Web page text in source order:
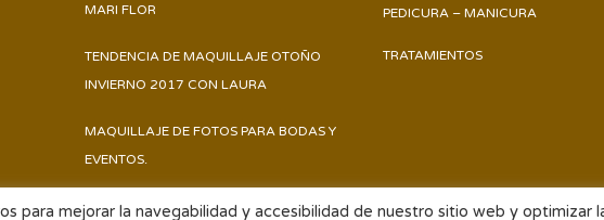
MARI FLOR
TENDENCIA DE MAQUILLAJE OTOÑO
INVIERNO 2017 CON LAURA
MAQUILLAJE DE FOTOS PARA BODAS Y
EVENTOS.
PEDICURA – MANICURA
TRATAMIENTOS
para mejorar la navegabilidad y accesibilidad de nuestro sitio web y optimizar